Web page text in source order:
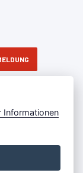
Informationen